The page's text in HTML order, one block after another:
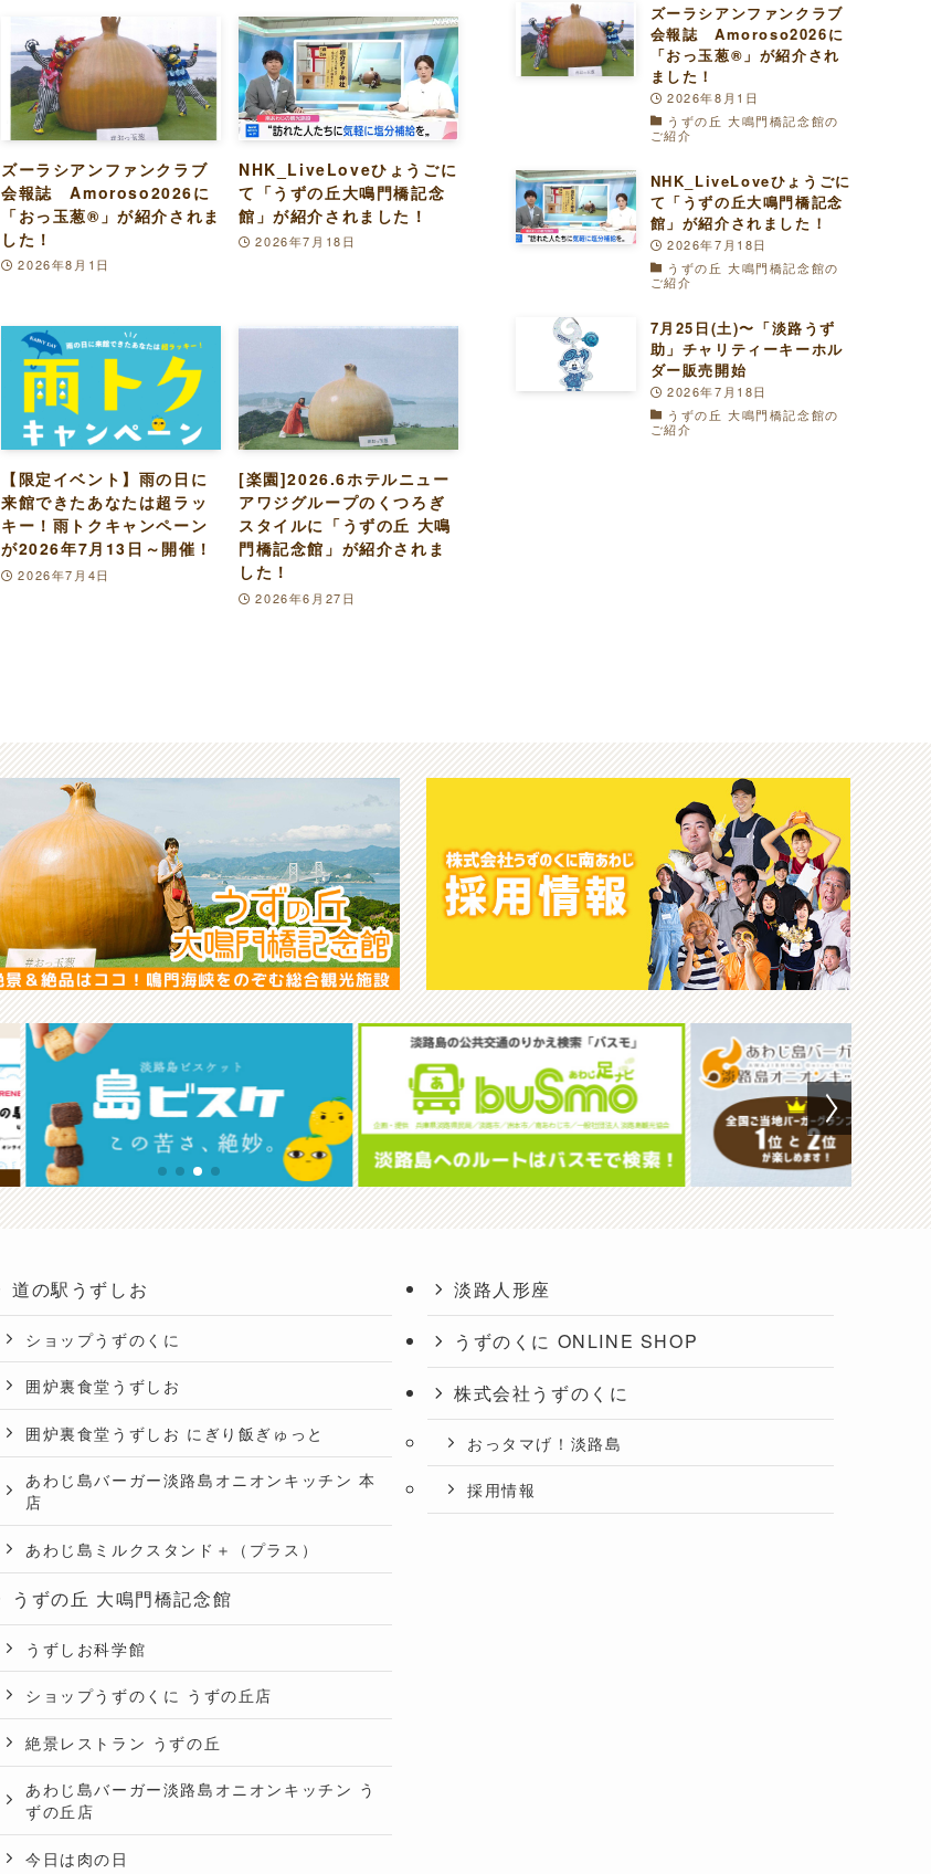
ズーラシアンファンクラブ
会報誌 Amoroso2026に
「おっ玉葱®︎」が紹介されま
した！
2026年8月1日
NHK_LiveLoveひょうごに
て「うずの丘大鳴門橋記念
館」が紹介されました！
2026年7月18日
【限定イベント】雨の日に
来館できたあなたは超ラッ
キー！雨トクキャンペーン
が2026年7月13日～開催！
2026年7月4日
[楽園]2026.6ホテルニュー
アワジグループのくつろぎ
スタイルに「うずの丘 大鳴
門橋記念館」が紹介されま
した！
2026年6月27日
ズーラシアンファンクラブ
会報誌 Amoroso2026に
「おっ玉葱®︎」が紹介され
ました！
2026年8月1日
うずの丘 大鳴門橋記念館の
ご紹介
NHK_LiveLoveひょうごに
て「うずの丘大鳴門橋記念
館」が紹介されました！
2026年7月18日
うずの丘 大鳴門橋記念館の
ご紹介
7月25日(土)〜「淡路うず
助」チャリティーキーホル
ダー販売開始
2026年7月18日
うずの丘 大鳴門橋記念館の
ご紹介
道の駅うずしお
ショップうずのくに
囲炉裏食堂うずしお
囲炉裏食堂うずしお にぎり飯ぎゅっと
あわじ島バーガー淡路島オニオンキッチン 本
店
あわじ島ミルクスタンド＋（プラス）
うずの丘 大鳴門橋記念館
うずしお科学館
ショップうずのくに うずの丘店
絶景レストラン うずの丘
あわじ島バーガー淡路島オニオンキッチン う
ずの丘店
今日は肉の日
淡路人形座
うずのくに ONLINE SHOP
株式会社うずのくに
おっタマげ！淡路島
採用情報